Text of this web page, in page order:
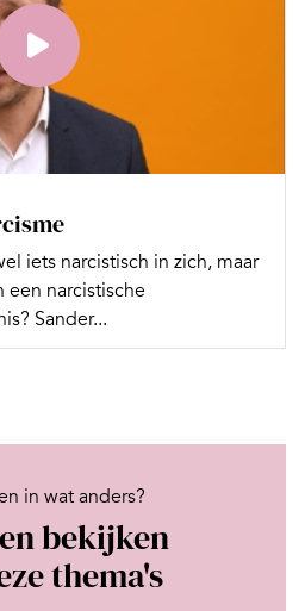
iets narcistisch in zich, maar
een narcistische
Sander...
in wat anders?
bekijken
thema's